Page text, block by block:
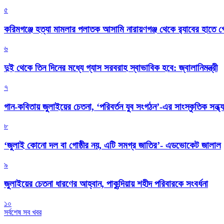
৫
করিমগঞ্জে হত্যা মামলার পলাতক আসামি নারায়ণগঞ্জ থেকে র‌্যাবের হাতে
৬
দুই থেকে তিন দিনের মধ্যে গ্যাস সরবরাহ স্বাভাবিক হবে: জ্বালানিমন্ত্রী
৭
গান-কবিতায় জুলাইয়ের চেতনা, ‘পরিবর্তন যুব সংগঠন’-এর সাংস্কৃতিক
৮
‘জুলাই কোনো দল বা গোষ্ঠীর নয়, এটি সমগ্র জাতির’- এডভোকেট জালাল
৯
জুলাইয়ের চেতনা ধারণের আহ্বান, পাকুন্দিয়ায় শহীদ পরিবারকে সংবর্ধনা
১০
সর্বশেষ সব খবর